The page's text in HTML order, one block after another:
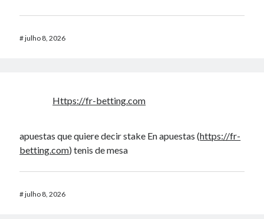
#julho 8, 2026
Https://fr-betting.com
apuestas que quiere decir stake En apuestas (https://fr-
betting.com) tenis de mesa
#julho 8, 2026